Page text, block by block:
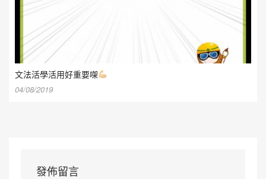
文法活學活用好重要㗎
04/08/2019
發佈留言